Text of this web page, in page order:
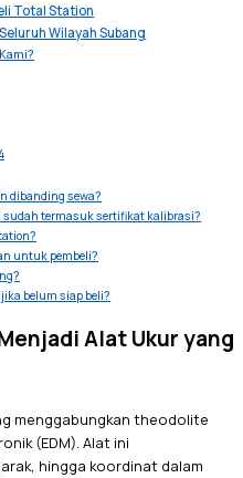
Total Station
Wilayah Subang
dibanding sewa?
termasuk sertifikat kalibrasi?
untuk pembeli?
belum siap beli?
Alat Ukur yang
menggabungkan theodolite
(EDM). Alat ini
hingga koordinat dalam